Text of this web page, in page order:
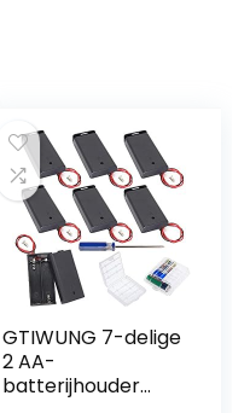
GTIWUNG 7-delige
2 AA-
batterijhouder